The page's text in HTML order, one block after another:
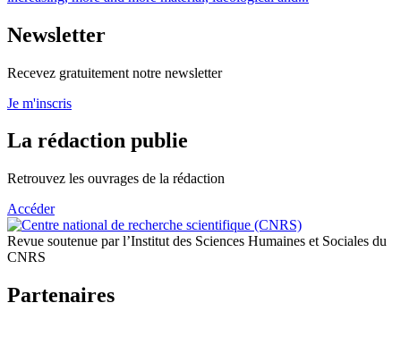
Newsletter
Recevez gratuitement notre newsletter
Je m'inscris
La rédaction publie
Retrouvez les ouvrages de la rédaction
Accéder
Revue soutenue par l’Institut des Sciences Humaines et Sociales du
CNRS
Partenaires